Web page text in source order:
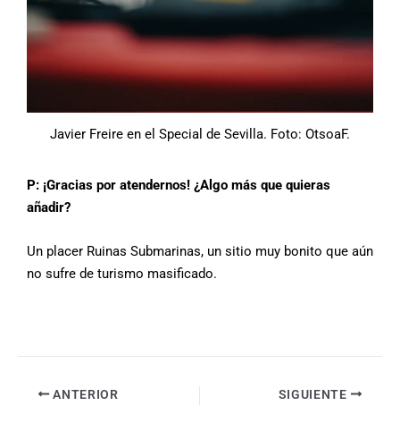
Javier Freire en el Special de Sevilla. Foto: OtsoaF.
P: ¡Gracias por atendernos! ¿Algo más que quieras
añadir?
Un placer Ruinas Submarinas, un sitio muy bonito que aún
no sufre de turismo masificado.
ANTERIOR SIGUIENTE